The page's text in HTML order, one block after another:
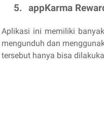
5. appKarma
Aplikasi ini memiliki
mengunduh dan
tersebut hanya bisa